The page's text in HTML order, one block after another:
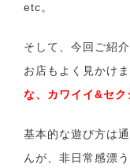
etc。
そして、今回ご紹
お店もよく見かけま
な、カワイイ&セ
基本的な遊び方は
んが、非日常感漂